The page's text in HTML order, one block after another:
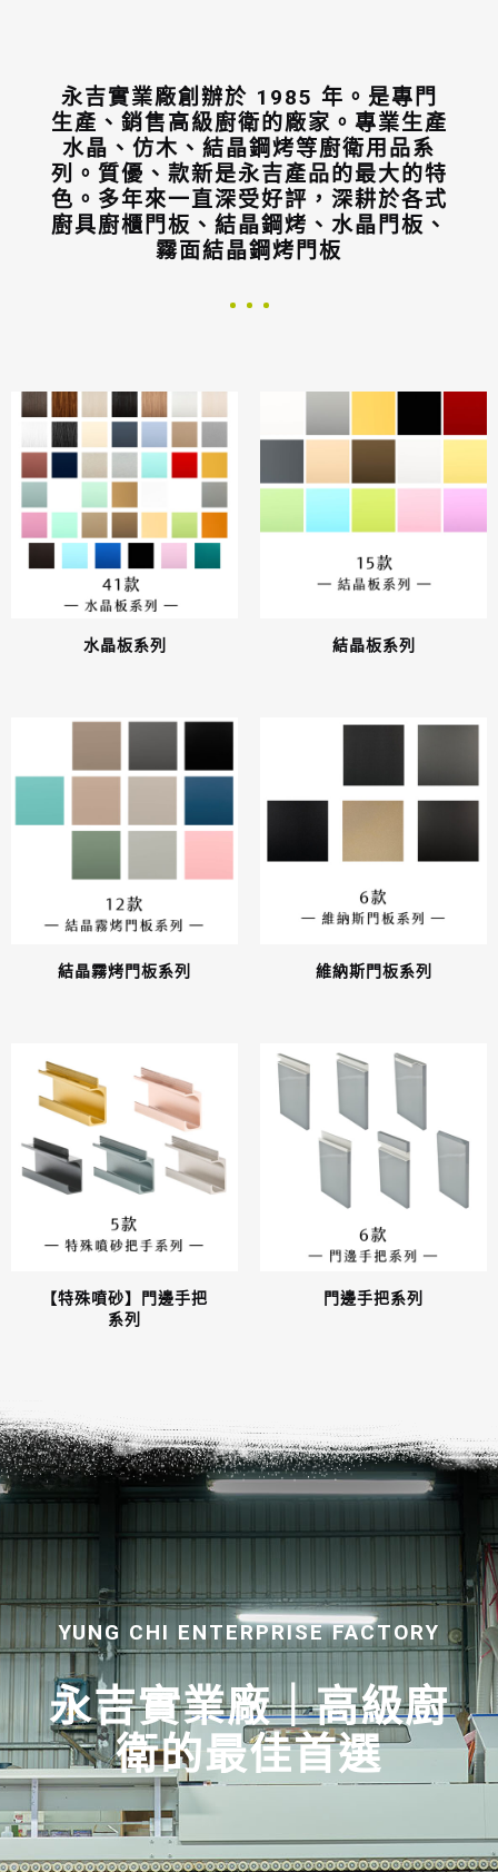
永吉實業廠創辦於 1985 年。是專門
生產、銷售高級廚衛的廠家。專業生產
水晶、仿木、結晶鋼烤等廚衛用品系
列。質優、款新是永吉產品的最大的特
色。多年來一直深受好評，深耕於各式
廚具廚櫃門板、結晶鋼烤、水晶門板、
霧面結晶鋼烤門板
水晶板系列 結晶板系列
結晶霧烤門板系列 維納斯門板系列
【特殊噴砂】門邊手把
系列
門邊手把系列
YUNG CHI ENTERPRISE FACTORY
永吉實業廠｜高級廚
衛的最佳首選